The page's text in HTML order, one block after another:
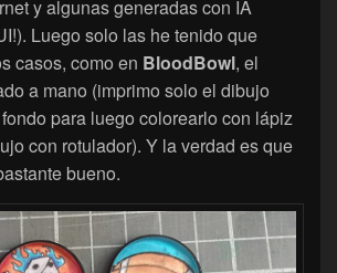
y algunas generadas con IA
Luego solo las he tenido que
casos, como en BloodBowl, el
a mano (imprimo solo el dibujo
para luego colorearlo con lápiz
con rotulador). Y la verdad es que
bueno.